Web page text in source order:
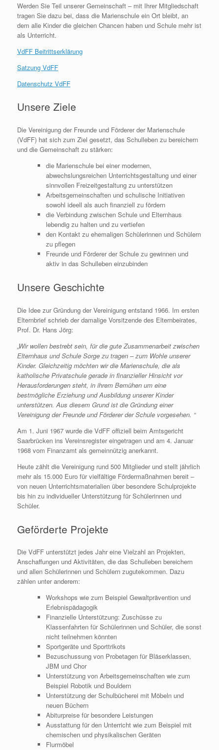
Werden Sie Teil unserer Gemeinschaft – mit Ihrer Mitgliedschaft
tragen Sie dazu bei, dass die Marienschule ein Ort bleibt, an
dem alle Kinder die gleichen Chancen haben und Schule mehr ist
als Unterricht.
VdFF Beitrittserklärung
Satzung VdFF
Datenschutz VdFF
Unsere Ziele
Die Vereinigung der Freunde und Förderer der Marienschule
(VdFF) hat sich zum Ziel gesetzt, das Schulleben zu bereichern
und die Gemeinschaft zu stärken:
die Marienschule bei einer modernen,
abwechslungsreichen Unterrichtsgestaltung und einer
sinnvollen Freizeitgestaltung zu unterstützen
Arbeitsgemeinschaften und schulische Initiativen
sowohl ideell als auch finanziell zu fördern
die Verbindung zwischen Schule und Elternhaus
lebendig zu halten und zu vertiefen
den Kontakt zu ehemaligen Schülerinnen und Schülern
zu pflegen
Freunde und Förderer der Schule zu gewinnen und
aktiv in das Schulleben einzubinden
Unsere Geschichte
Die Idee zur Gründung der Vereinigung entstand 1966. Im ersten
Elternbrief schrieb der damalige Vorsitzende des Elternbeirates,
Prof. Dr. Hans Jörg:
„Wir wollen bestrebt sein, für die gute Zusammenarbeit zwischen
Elternhaus und Schule Sorge zu tragen – zum Wohle unserer
Kinder. Gleichzeitig möchten wir die Marienschule, die als
katholische Privatschule gerade in finanzieller Hinsicht vor
Herausforderungen steht, in ihrem Bemühen um eine
bestmögliche Erziehung und Ausbildung unserer Kinder
unterstützen. Aus diesem Grund ist die Gründung einer
Vereinigung der Freunde und Förderer der Schule vorgesehen. “
Am 1. Juni 1967 wurde die VdFF offiziell beim Amtsgericht
Saarbrücken ins Vereinsregister eingetragen und am 4. Januar
1968 vom Finanzamt als gemeinnützig anerkannt.
Heute zählt die Vereinigung rund 500 Mitglieder und stellt jährlich
mehr als 15.000 Euro für vielfältige Fördermaßnahmen bereit –
von neuen Unterrichtsmaterialien über besondere Schulprojekte
bis hin zu individueller Unterstützung für Schülerinnen und
Schüler.
Geförderte Projekte
Die VdFF unterstützt jedes Jahr eine Vielzahl an Projekten,
Anschaffungen und Aktivitäten, die das Schulleben bereichern
und allen Schülerinnen und Schülern zugutekommen. Dazu
zählen unter anderem:
Workshops wie zum Beispiel Gewaltprävention und
Erlebnispädagogik
Finanzielle Unterstützung: Zuschüsse zu
Klassenfahrten für Schülerinnen und Schüler, die sonst
nicht teilnehmen könnten
Sportgeräte und Sporttrikots
Bezuschussung von Probetagen für Bläserklassen,
JBM und Chor
Unterstützung von Arbeitsgemeinschaften wie zum
Beispiel Robotik und Bouldern
Unterstützung der Schulbücherei mit Möbeln und
neuen Büchern
Abiturpreise für besondere Leistungen
Ausstattung für den Unterricht wie zum Beispiel mit
chemischen und physikalischen Geräten
Flurmöbel